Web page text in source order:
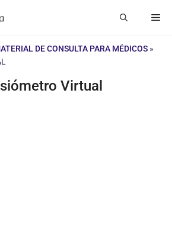
DE CONSULTA PARA MÉDICOS »
Virtual